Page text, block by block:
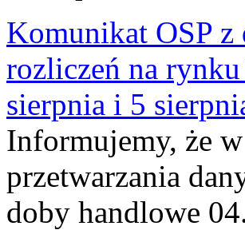
Komunikat OSP z
rozliczeń na
sierpnia i 5
Informujemy, że
przetwarzania
doby handlowe